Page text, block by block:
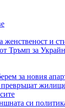
женственост и
Тръмп за
за новия
превръщат
си